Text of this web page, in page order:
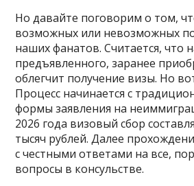
Но давайте поговорим о том,
возможных или невозможных
наших фанатов. Считается, что
предъявленного, заранее
облегчит получение визы. Но
Процесс начинается с
формы заявления на
2026 года визовый сбор
тысяч рублей. Далее
с честными ответами на все,
вопросы в консульстве.